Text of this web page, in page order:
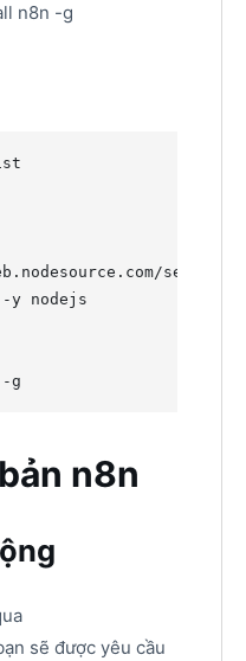
n8n -g
nodejs
g
n8n
sẽ được yêu cầu